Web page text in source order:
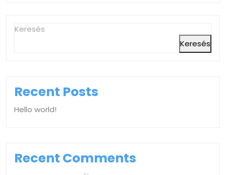
Keresés
Keresés
Recent Posts
Hello world!
Recent Comments